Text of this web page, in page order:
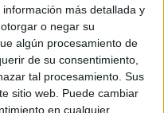
más detallada y
o negar su
algún procesamiento de
de su consentimiento,
tal procesamiento. Sus
sitio web. Puede cambiar
en cualquier
la víctima acollia
que es troba en
agressor. En el
a portar els seus